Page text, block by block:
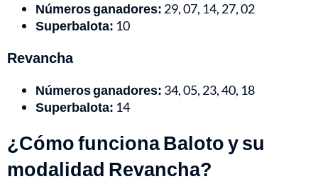
Números ganadores: 29, 07, 14, 27, 02
Superbalota: 10
Revancha
Números ganadores: 34, 05, 23, 40, 18
Superbalota: 14
¿Cómo funciona Baloto y su
modalidad Revancha?